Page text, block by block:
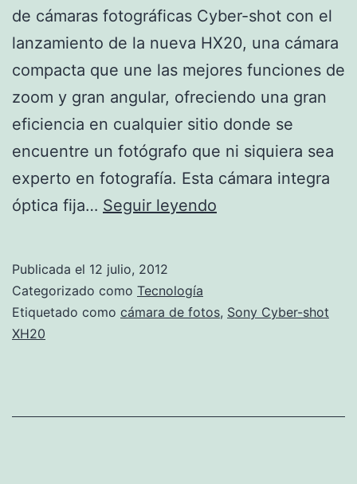
de cámaras fotográficas Cyber-shot con el
lanzamiento de la nueva HX20, una cámara
compacta que une las mejores funciones de
zoom y gran angular, ofreciendo una gran
eficiencia en cualquier sitio donde se
encuentre un fotógrafo que ni siquiera sea
experto en fotografía. Esta cámara integra
óptica fija… Seguir leyendo
Publicada el 12 julio, 2012
Categorizado como Tecnología
Etiquetado como cámara de fotos, Sony Cyber-shot
XH20